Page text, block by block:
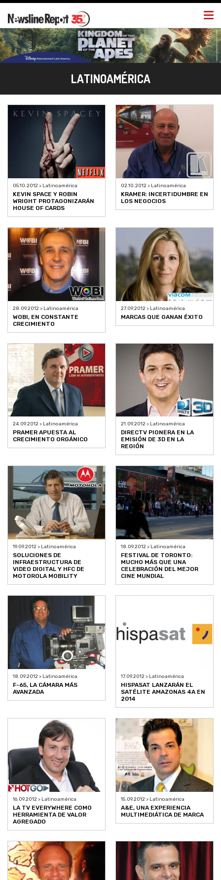
LATINOAMÉRICA
05.10.2012 > Latinoamérica
KEVIN SPACE Y ROBIN
WRIGHT PROTAGONIZARÁN
HOUSE OF CARDS
02.10.2012 > Latinoamérica
KRAMER: INCERTIDUMBRE EN
LOS NEGOCIOS
28.09.2012 > Latinoamérica
WOBI, EN CONSTANTE
CRECIMIENTO
27.09.2012 > Latinoamérica
MARCAS QUE GANAN ÉXITO
24.09.2012 > Latinoamérica
PRAMER APUESTA AL
CRECIMIENTO ORGÁNICO
21.09.2012 > Latinoamérica
DIRECTV PIONERA EN LA
EMISIÓN DE 3D EN LA
REGIÓN
19.09.2012 > Latinoamérica
SOLUCIONES DE
INFRAESTRUCTURA DE
VIDEO DIGITAL Y HFC DE
MOTOROLA MOBILITY
18.09.2012 > Latinoamérica
FESTIVAL DE TORONTO:
MUCHO MÁS QUE UNA
CELEBRACIÓN DEL MEJOR
CINE MUNDIAL
18.09.2012 > Latinoamérica
F-65, LA CÁMARA MÁS
AVANZADA
17.09.2012 > Latinoamérica
HISPASAT LANZARÁN EL
SATÉLITE AMAZONAS 4A EN
2014
16.09.2012 > Latinoamérica
LA TV EVERYWHERE COMO
HERRAMIENTA DE VALOR
AGREGADO
15.09.2012 > Latinoamérica
A&E, UNA EXPERIENCIA
MULTIMEDIÁTICA DE MARCA